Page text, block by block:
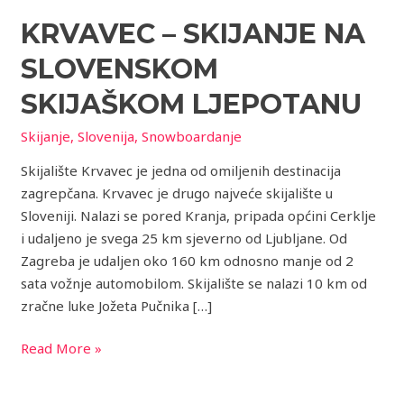
KRVAVEC – SKIJANJE NA
SLOVENSKOM
SKIJAŠKOM LJEPOTANU
Skijanje,Slovenija,Snowboardanje
Skijalište Krvavec je jedna od omiljenih destinacija
zagrepčana. Krvavec je drugo najveće skijalište u
Sloveniji. Nalazi se pored Kranja, pripada općini Cerklje
i udaljeno je svega 25 km sjeverno od Ljubljane. Od
Zagreba je udaljen oko 160 km odnosno manje od 2
sata vožnje automobilom. Skijalište se nalazi 10 km od
zračne luke Jožeta Pučnika […]
skijanje
slovenskom
skijaškom
ljepotanu
Read More »